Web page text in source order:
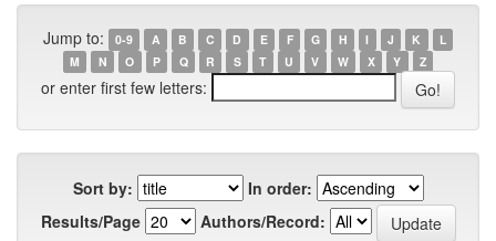
Jump to: 0-9 A B C D E F G H I J K
L
M
N O P Q R S T U V W X Y Z
or enter first few letters:
Sort by:
In order:
Results/Page
Authors/Record: